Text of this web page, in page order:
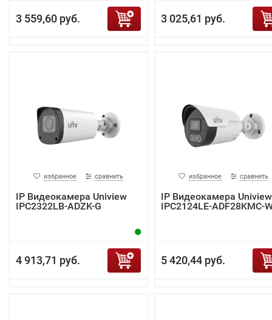
3 559,60 руб. 3 025,61 руб.
избранное сравнить
IP Видеокамера Uniview
IPC2322LB-ADZK-G
4 913,71 руб.
избранное сравнить
IP Видеокамера Uniview
IPC2124LE-ADF28KMC-
5 420,44 руб.